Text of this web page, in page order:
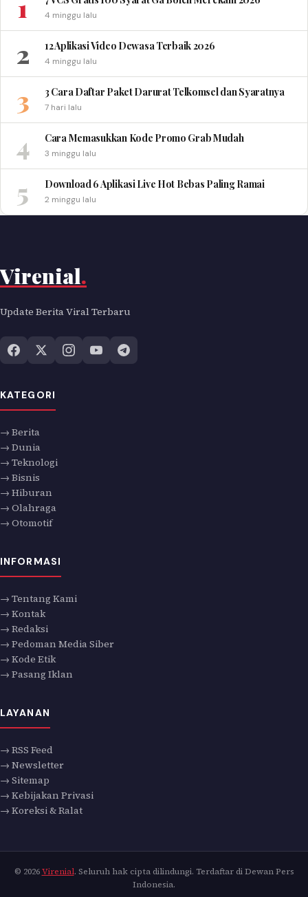
1 4 minggu lalu
2 12 Aplikasi Video Dewasa Terbaik 2026
4 minggu lalu
3 3 Cara Daftar Paket Darurat Telkomsel dan Syaratnya
7 hari lalu
4 Cara Memasukkan Kode Promo Grab Mudah
3 minggu lalu
5 Download 6 Aplikasi Live Hot Bebas Paling Ramai
2 minggu lalu
Virenial.
Update Berita Viral Terbaru
KATEGORI
→ Berita
→ Dunia
→ Teknologi
→ Bisnis
→ Hiburan
→ Olahraga
→ Otomotif
INFORMASI
→ Tentang Kami
→ Kontak
→ Redaksi
→ Pedoman Media Siber
→ Kode Etik
→ Pasang Iklan
LAYANAN
→ RSS Feed
→ Newsletter
→ Sitemap
→ Kebijakan Privasi
→ Koreksi & Ralat
© 2026Virenial. Seluruh hak cipta dilindungi. Terdaftar di Dewan Pers
Indonesia.